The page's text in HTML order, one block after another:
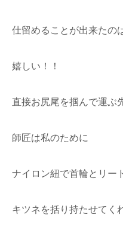
仕留めることが出来たの
嬉しい！！
直接お尻尾を掴んで運ぶ
師匠は私のために
ナイロン紐で首輪とリー
キツネを括り持たせてく